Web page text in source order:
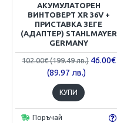
АКУМУЛАТОРЕН
ВИНТОВЕРТ XR 36V +
ПРИСТАВКА ЗЕГЕ
(АДАПТЕР) STAHLMAYER
GERMANY
102.00€ (199.49 лв.) 46.00€
(89.97 лв.)
КУПИ
Поръчай